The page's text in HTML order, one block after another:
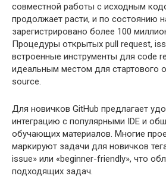
совместной работы с исходным
продолжает расти, и по состоянию
зарегистрировано более 100
Процедуры открытых pull request,
встроенные инструменты для code
идеальным местом для стартового
source.
Для новичков GitHub предлагает
интеграцию с популярными IDE и
обучающих материалов. Многие
маркируют задачи для новичков
issue» или «beginner-friendly», что
подходящих задач.